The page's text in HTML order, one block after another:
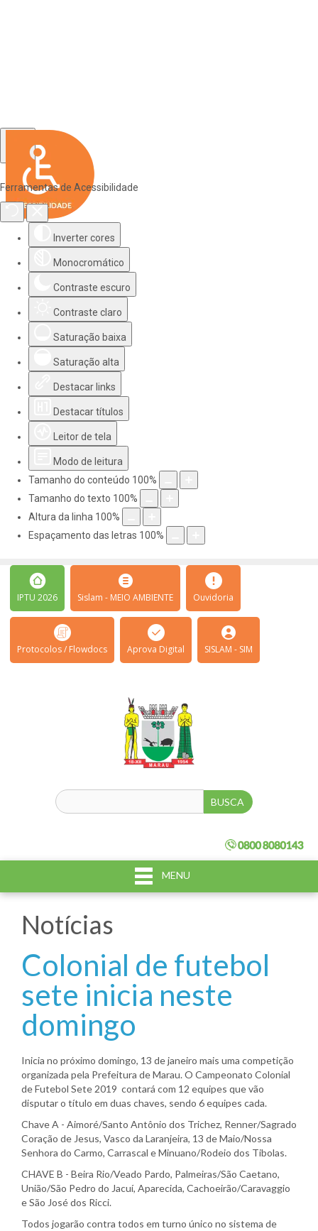
Ferramentas de Acessibilidade
Inverter cores
Monocromático
Contraste escuro
Contraste claro
Saturação baixa
Saturação alta
Destacar links
Destacar títulos
Leitor de tela
Modo de leitura
Tamanho do conteúdo 100%
Tamanho do texto 100%
Altura da linha 100%
Espaçamento das letras 100%
IPTU 2026 Sislam - MEIO AMBIENTE Ouvidoria
Protocolos / Flowdocs Aprova Digital SISLAM - SIM
MENU
Notícias
Colonial de futebol
sete inicia neste
domingo
Inicia no próximo domingo, 13 de janeiro mais uma competição
organizada pela Prefeitura de Marau. O Campeonato Colonial
de Futebol Sete 2019 contará com 12 equipes que vão
disputar o título em duas chaves, sendo 6 equipes cada.
Chave A - Aimoré/Santo Antônio dos Trichez, Renner/Sagrado
Coração de Jesus, Vasco da Laranjeira, 13 de Maio/Nossa
Senhora do Carmo, Carrascal e Minuano/Rodeio dos Tibolas.
CHAVE B - Beira Rio/Veado Pardo, Palmeiras/São Caetano,
União/São Pedro do Jacuí, Aparecida, Cachoeirão/Caravaggio
e São José dos Ricci.
Todos jogarão contra todos em turno único no sistema de